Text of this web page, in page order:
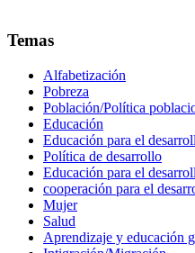
Temas
Alfabetización
Pobreza
Población/Política
Educación
Educación para el
Política de desarrollo
Educación para el
cooperación para el
Mujer
Salud
Aprendizaje y educación